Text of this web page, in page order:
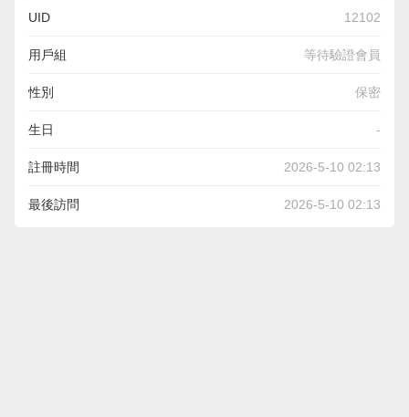
UID 12102
用戶組 等待驗證會員
性別 保密
生日 -
註冊時間 2026-5-10 02:13
最後訪問 2026-5-10 02:13